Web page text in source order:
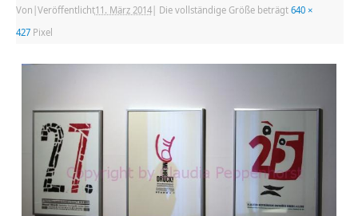
Von Veröffentlicht11. März 2014| Die vollständige Größe beträgt 640 ×
427Pixel